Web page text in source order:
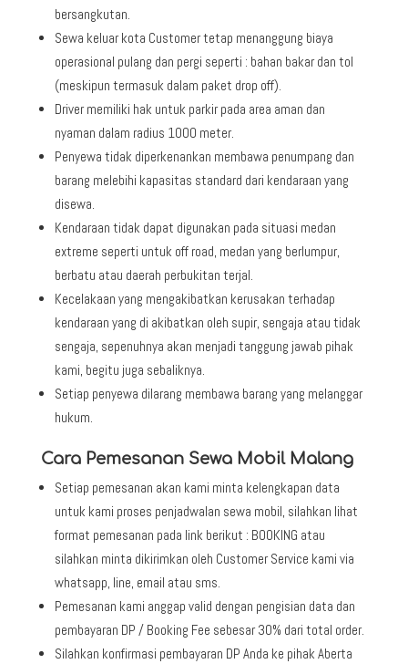
bersangkutan.
Sewa keluar kota Customer tetap menanggung biaya
operasional pulang dan pergi seperti : bahan bakar dan tol
(meskipun termasuk dalam paket drop off).
Driver memiliki hak untuk parkir pada area aman dan
nyaman dalam radius 1000 meter.
Penyewa tidak diperkenankan membawa penumpang dan
barang melebihi kapasitas standard dari kendaraan yang
disewa.
Kendaraan tidak dapat digunakan pada situasi medan
extreme seperti untuk off road, medan yang berlumpur,
berbatu atau daerah perbukitan terjal.
Kecelakaan yang mengakibatkan kerusakan terhadap
kendaraan yang di akibatkan oleh supir, sengaja atau tidak
sengaja, sepenuhnya akan menjadi tanggung jawab pihak
kami, begitu juga sebaliknya.
Setiap penyewa dilarang membawa barang yang melanggar
hukum.
Cara Pemesanan Sewa Mobil Malang
Setiap pemesanan akan kami minta kelengkapan data
untuk kami proses penjadwalan sewa mobil, silahkan lihat
format pemesanan pada link berikut : BOOKING atau
silahkan minta dikirimkan oleh Customer Service kami via
whatsapp, line, email atau sms.
Pemesanan kami anggap valid dengan pengisian data dan
pembayaran DP / Booking Fee sebesar 30% dari total order.
Silahkan konfirmasi pembayaran DP Anda ke pihak Aberta